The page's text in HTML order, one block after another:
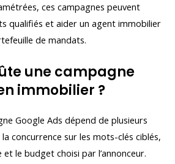
ces campagnes peuvent
qualifiés et aider un agent immobilier
de mandats.
une campagne
immobilier ?
Google Ads dépend de plusieurs
concurrence sur les mots-clés ciblés,
le budget choisi par l’annonceur.